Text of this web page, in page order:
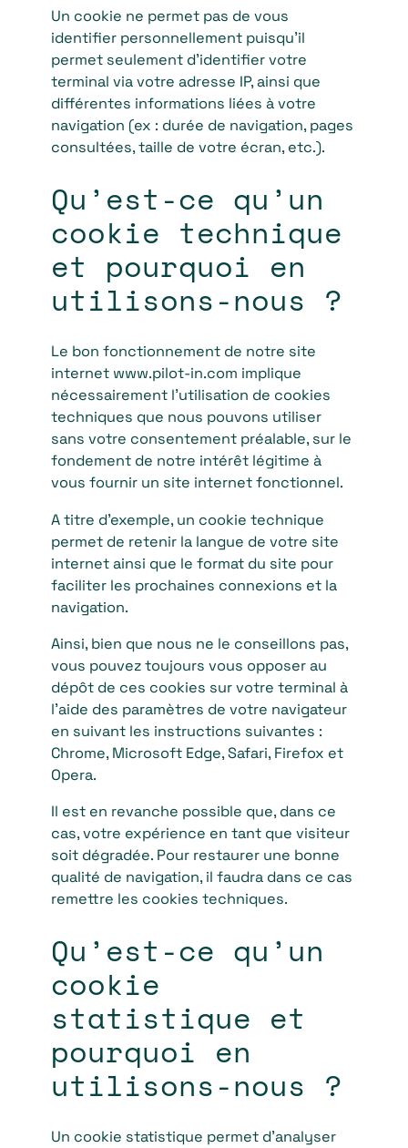
Un cookie ne permet pas de vous
identifier personnellement puisqu’il
permet seulement d’identifier votre
terminal via votre adresse IP, ainsi que
différentes informations liées à votre
navigation (ex : durée de navigation, pages
consultées, taille de votre écran, etc.).
Qu’est-ce qu’un
cookie technique
et pourquoi en
utilisons-nous ?
Le bon fonctionnement de notre site
internet www.pilot-in.com implique
nécessairement l’utilisation de cookies
techniques que nous pouvons utiliser
sans votre consentement préalable, sur le
fondement de notre intérêt légitime à
vous fournir un site internet fonctionnel.
A titre d’exemple, un cookie technique
permet de retenir la langue de votre site
internet ainsi que le format du site pour
faciliter les prochaines connexions et la
navigation.
Ainsi, bien que nous ne le conseillons pas,
vous pouvez toujours vous opposer au
dépôt de ces cookies sur votre terminal à
l’aide des paramètres de votre navigateur
en suivant les instructions suivantes :
Chrome, Microsoft Edge, Safari, Firefox et
Opera.
Il est en revanche possible que, dans ce
cas, votre expérience en tant que visiteur
soit dégradée. Pour restaurer une bonne
qualité de navigation, il faudra dans ce cas
remettre les cookies techniques.
Qu’est-ce qu’un
cookie
statistique et
pourquoi en
utilisons-nous ?
Un cookie statistique permet d’analyser